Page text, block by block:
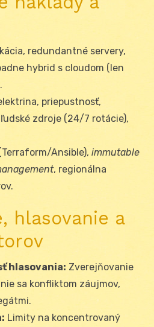
redundantné servery,
hybrid s cloudom (len
priepustnosť,
zdroje (24/7 rotácie),
Ansible), immutable
, regionálna
hlasovanie a
hlasovania: Zverejňovanie
sa konfliktom záujmov,
Limity na koncentrovaný